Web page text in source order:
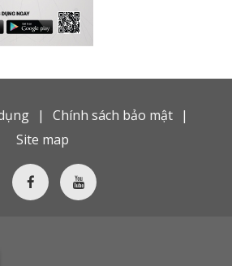
Chính sách bảo mật
Site map